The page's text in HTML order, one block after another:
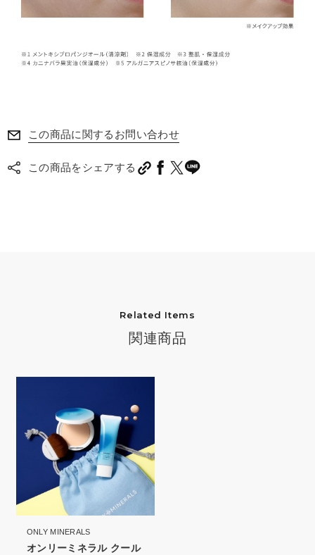
この商品に関するお問い合わせ
この商品をシェアする
Related Items
関連商品
ONLY MINERALS
オンリーミネラル クール